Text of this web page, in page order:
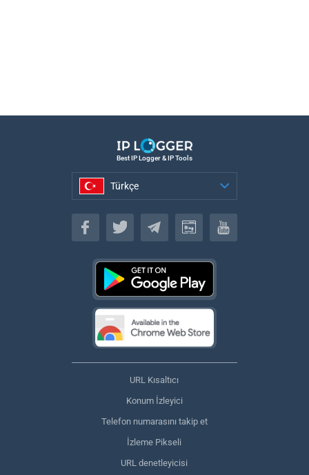
Best IP Logger & IP Tools
Türkçe
Türkçe
URL Kısaltıcı
Konum İzleyici
Telefon numarasını takip et
İzleme Pikseli
URL denetleyicisi